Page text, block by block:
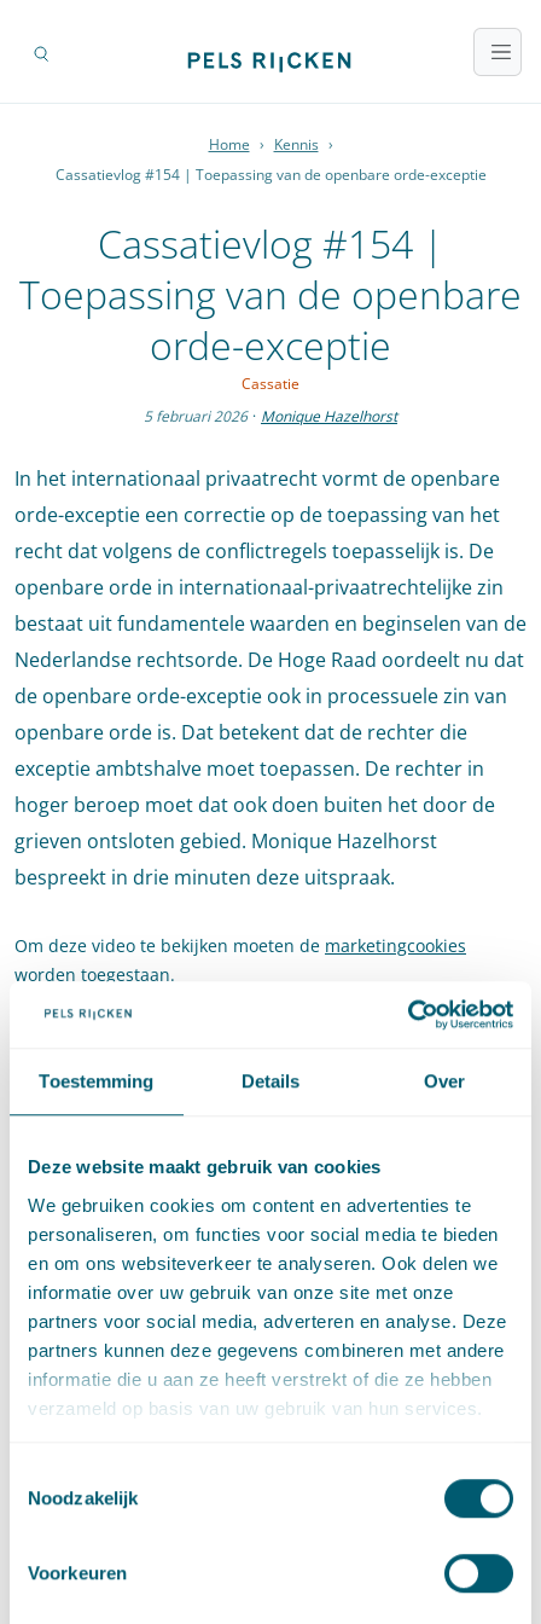
Toestemming Details Over
Deze website maakt gebruik van cookies
We gebruiken cookies om content en advertenties te
personaliseren, om functies voor social media te bieden
en om ons websiteverkeer te analyseren. Ook delen we
informatie over uw gebruik van onze site met onze
partners voor social media, adverteren en analyse. Deze
partners kunnen deze gegevens combineren met andere
informatie die u aan ze heeft verstrekt of die ze hebben
verzameld op basis van uw gebruik van hun services.
Noodzakelijk
Voorkeuren
Home › Kennis ›
Cassatievlog #154 | Toepassing van de openbare orde-exceptie
Cassatievlog #154 |
Toepassing van de openbare
orde-exceptie
Cassatie
5 februari 2026 · Monique Hazelhorst
In het internationaal privaatrecht vormt de openbare
orde-exceptie een correctie op de toepassing van het
recht dat volgens de conflictregels toepasselijk is. De
openbare orde in internationaal-privaatrechtelijke zin
bestaat uit fundamentele waarden en beginselen van de
Nederlandse rechtsorde. De Hoge Raad oordeelt nu dat
de openbare orde-exceptie ook in processuele zin van
openbare orde is. Dat betekent dat de rechter die
exceptie ambtshalve moet toepassen. De rechter in
hoger beroep moet dat ook doen buiten het door de
grieven ontsloten gebied. Monique Hazelhorst
bespreekt in drie minuten deze uitspraak.
Om deze video te bekijken moeten de marketingcookies
worden toegestaan.
Deel dit artikel viaLinkedInene-mail
Contact